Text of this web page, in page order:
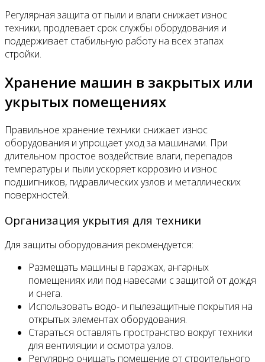
Регулярная защита от пыли и влаги снижает износ
техники, продлевает срок службы оборудования и
поддерживает стабильную работу на всех этапах
стройки.
Хранение машин в закрытых или
укрытых помещениях
Правильное хранение техники снижает износ
оборудования и упрощает уход за машинами. При
длительном простое воздействие влаги, перепадов
температуры и пыли ускоряет коррозию и износ
подшипников, гидравлических узлов и металлических
поверхностей.
Организация укрытия для техники
Для защиты оборудования рекомендуется:
Размещать машины в гаражах, ангарных
помещениях или под навесами с защитой от дождя
и снега.
Использовать водо- и пылезащитные покрытия на
открытых элементах оборудования.
Стараться оставлять пространство вокруг техники
для вентиляции и осмотра узлов.
Регулярно очищать помещение от строительного